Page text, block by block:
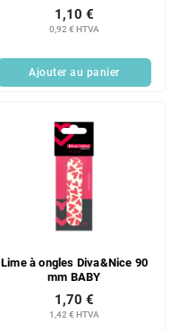
0,92 € HTVA
1,10 €
Ajouter au panier
Lime à ongles Diva&Nice 90
mm BABY
1,42 € HTVA
1,70 €